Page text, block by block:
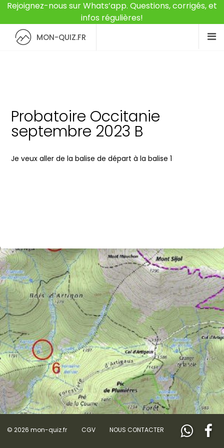
Rejoignez-nous sur Whats’app. Questions, corrigés, et
infos régulières!
MON-QUIZ.FR
Probatoire Occitanie
septembre 2023 B
Je veux aller de la balise de départ à la balise 1
© 2026 mon-quiz.fr CGV NOUS CONTACTER